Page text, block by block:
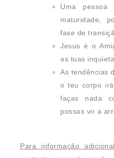
Uma
maturidade,
fase de
Jesus é o
as tuas
As tendências
o teu corpo
faças nada
possas vir a
Para informação